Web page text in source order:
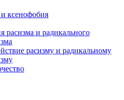
ксенофобия
расизма и радикального
расизму и радикальному